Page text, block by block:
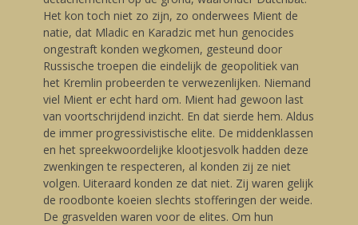
Het kon toch niet zo zijn, zo onderwees Mient de
natie, dat Mladic en Karadzic met hun genocides
ongestraft konden wegkomen, gesteund door
Russische troepen die eindelijk de geopolitiek van
het Kremlin probeerden te verwezenlijken. Niemand
viel Mient er echt hard om. Mient had gewoon last
van voortschrijdend inzicht. En dat sierde hem. Aldus
de immer progressivistische elite. De middenklassen
en het spreekwoordelijke klootjesvolk hadden deze
zwenkingen te respecteren, al konden zij ze niet
volgen. Uiteraard konden ze dat niet. Zij waren gelijk
de roodbonte koeien slechts stofferingen der weide.
De grasvelden waren voor de elites. Om hun